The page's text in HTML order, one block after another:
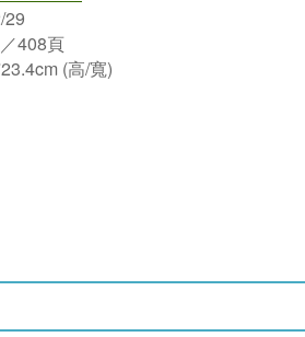
29
408頁
(高/寬)